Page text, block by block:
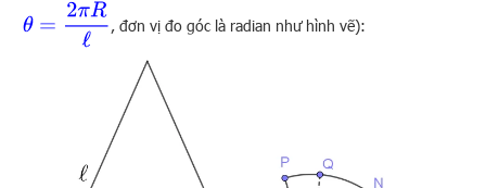
θ Rℓ
, đơn vị đo góc là radian như hình vẽ):